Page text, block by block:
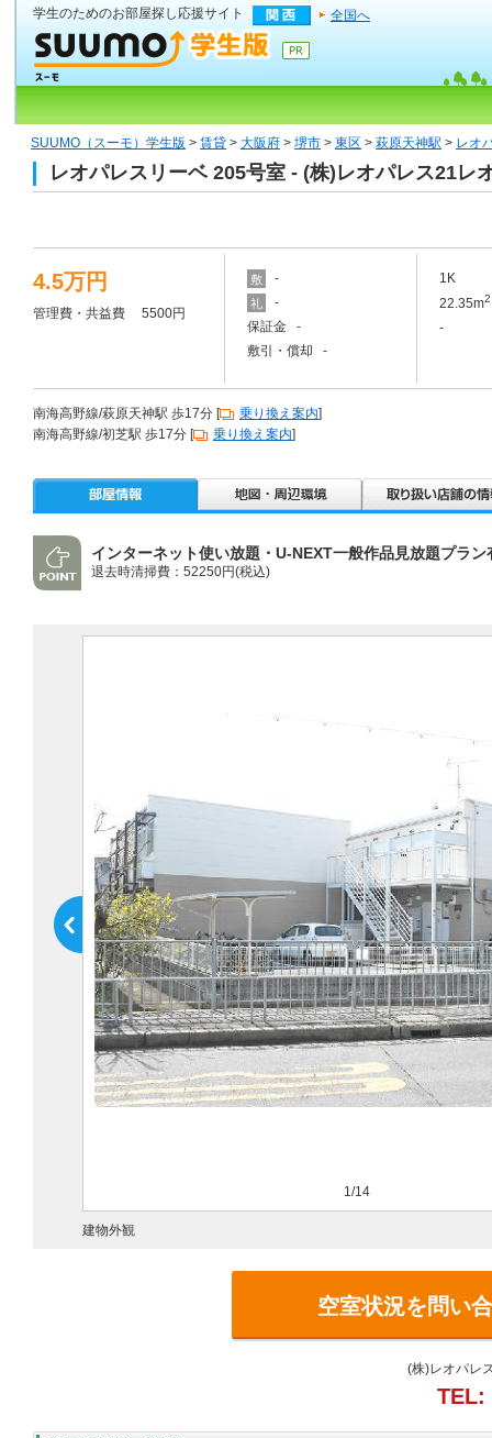
学生のためのお部屋探し応援サイト 全国へ
SUUMO（スーモ）学生版 > 賃貸 > 大阪府 > 堺市 > 東区 > 萩原天神駅 > レオ
レオパレスリーベ 205号室 - (株)レオパレス21レ
4.5万円
管理費・共益費 5500円
敷 -
礼
-
保証金 -
敷引・償却 -
1K
22.35m2
-
南海高野線/萩原天神駅 歩17分 [ 乗り換え案内]
南海高野線/初芝駅 歩17分 [
乗り換え案内]
インターネット使い放題・U-NEXT一般作品見放題プラン
退去時清掃費：52250円(税込)
1/14
建物外観
空室状況を問い
(株)レオパレ
TEL: